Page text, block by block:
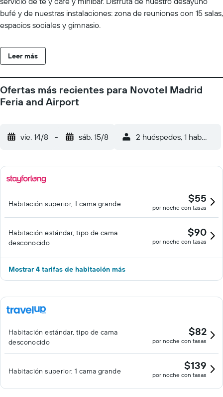
bufé y de nuestras instalaciones: zona de reuniones con 15 salas,
espacios sociales y gimnasio.
Leer más
Ofertas más recientes para Novotel Madrid
Feria and Airport
vie. 14/8 - sáb. 15/8 2 huéspedes, 1
Habitación superior, 1 cama grande $55
por noche con tasas
Habitación estándar, tipo de cama
desconocido
$90
por noche con tasas
Mostrar 4 tarifas de habitación más
Habitación estándar, tipo de cama
desconocido
$82
por noche con tasas
Habitación superior, 1 cama grande $139
por noche con tasas